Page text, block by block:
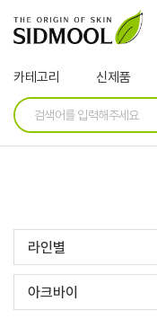
카테고리 신제품
라인별
아크바이